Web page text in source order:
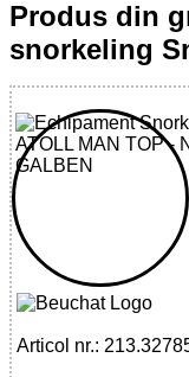
Produs din
snorkeling
32785579126 -
NEOPRENE
Articol nr.: